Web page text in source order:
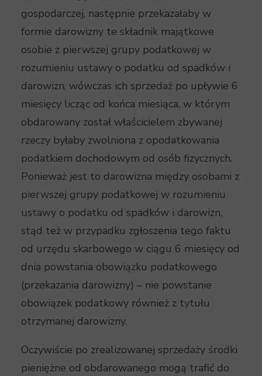
gospodarczej, następnie przekazałaby w
formie darowizny te składnik majątkowe
osobie z pierwszej grupy podatkowej w
rozumieniu ustawy o podatku od spadków i
darowizn, wówczas ich sprzedaż po upływie 6
miesięcy licząc od końca miesiąca, w którym
obdarowany został właścicielem zbywanej
rzeczy byłaby zwolniona z opodatkowania
podatkiem dochodowym od osób fizycznych.
Ponieważ jest to darowizna między osobami z
pierwszej grupy podatkowej w rozumieniu
ustawy o podatku od spadków i darowizn,
stąd też w przypadku zgłoszenia tego faktu
od urzędu skarbowego w ciągu 6 miesięcy od
dnia powstania obowiązku podatkowego
(przekazania darowizny) – nie powstanie
obowiązek podatkowy również z tytułu
otrzymanej darowizny.
Oczywiście po zrealizowanej sprzedaży środki
pieniężne od obdarowanego mogą trafić do